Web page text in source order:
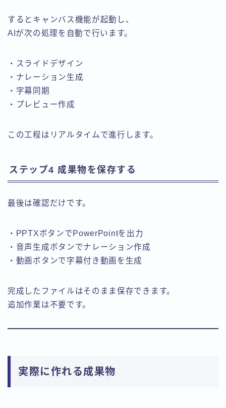
するとキャンバス機能が起動し、
AIが次の処理を自動で行います。
・スライドデザイン
・ナレーション生成
・字幕同期
・プレビュー作成
この工程はリアルタイムで進行します。
ステップ4 成果物を保存する
最後は確認だけです。
・PPTXボタンでPowerPointを出力
・音声生成ボタンでナレーション作成
・動画ボタンで字幕付き動画を生成
完成したファイルはそのまま保存できます。
追加作業は不要です。
実際に作れる成果物